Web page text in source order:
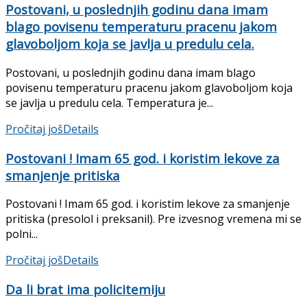
Postovani, u poslednjih godinu dana imam
blago povisenu temperaturu pracenu jakom
glavoboljom koja se javlja u predulu cela.
Postovani, u poslednjih godinu dana imam blago
povisenu temperaturu pracenu jakom glavoboljom koja
se javlja u predulu cela. Temperatura je...
Pročitaj jošDetails
Postovani ! Imam 65 god. i koristim lekove za
smanjenje pritiska
Postovani ! Imam 65 god. i koristim lekove za smanjenje
pritiska (presolol i preksanil). Pre izvesnog vremena mi se
polni...
Pročitaj jošDetails
Da li brat ima policitemiju